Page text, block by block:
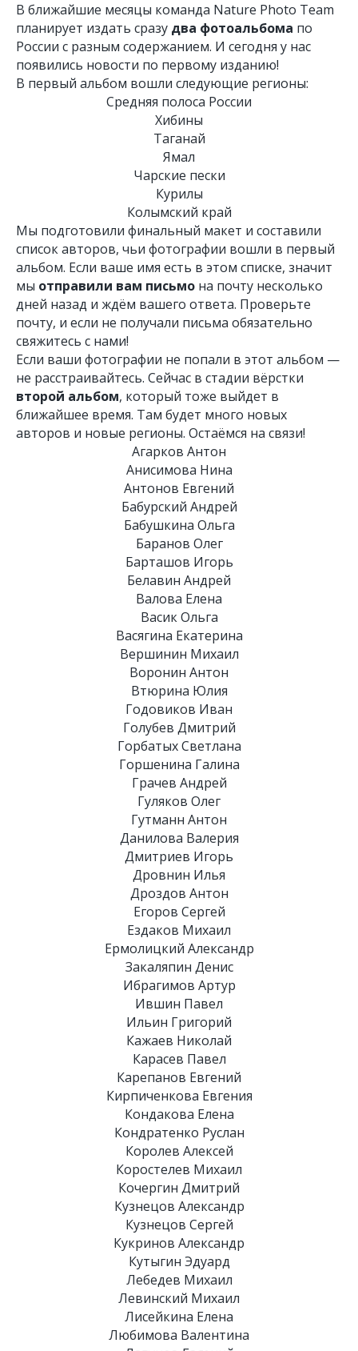
В ближайшие месяцы команда Nature Photo Team
планирует издать сразу два фотоальбома по
России с разным содержанием. И сегодня у нас
появились новости по первому изданию!
В первый альбом вошли следующие регионы:
Средняя полоса России
Хибины
Таганай
Ямал
Чарские пески
Курилы
Колымский край
Мы подготовили финальный макет и составили
список авторов, чьи фотографии вошли в первый
альбом. Если ваше имя есть в этом списке, значит
мы отправили вам письмо на почту несколько
дней назад и ждём вашего ответа. Проверьте
почту, и если не получали письма обязательно
свяжитесь с нами!
Если ваши фотографии не попали в этот альбом —
не расстраивайтесь. Сейчас в стадии вёрстки
второй альбом, который тоже выйдет в
ближайшее время. Там будет много новых
авторов и новые регионы. Остаёмся на связи!
Агарков Антон
Анисимова Нина
Антонов Евгений
Бабурский Андрей
Бабушкина Ольга
Баранов Олег
Барташов Игорь
Белавин Андрей
Валова Елена
Васик Ольга
Васягина Екатерина
Вершинин Михаил
Воронин Антон
Втюрина Юлия
Годовиков Иван
Голубев Дмитрий
Горбатых Светлана
Горшенина Галина
Грачев Андрей
Гуляков Олег
Гутманн Антон
Данилова Валерия
Дмитриев Игорь
Дровнин Илья
Дроздов Антон
Егоров Сергей
Ездаков Михаил
Ермолицкий Александр
Закаляпин Денис
Ибрагимов Артур
Ившин Павел
Ильин Григорий
Кажаев Николай
Карасев Павел
Карепанов Евгений
Кирпиченкова Евгения
Кондакова Елена
Кондратенко Руслан
Королев Алексей
Коростелев Михаил
Кочергин Дмитрий
Кузнецов Александр
Кузнецов Сергей
Кукринов Александр
Кутыгин Эдуард
Лебедев Михаил
Левинский Михаил
Лисейкина Елена
Любимова Валентина